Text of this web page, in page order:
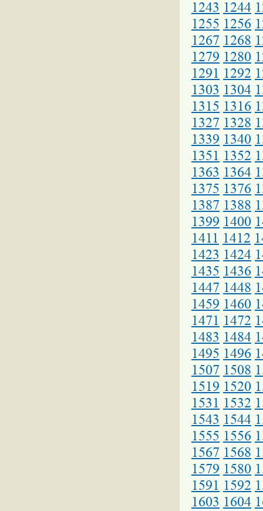
1243 1244
1255 1256
1267 1268
1279 1280
1291 1292
1303 1304
1315 1316
1327 1328
1339 1340
1351 1352
1363 1364
1375 1376
1387 1388
1399 1400
1411 1412
1423 1424
1435 1436
1447 1448
1459 1460
1471 1472
1483 1484
1495 1496
1507 1508
1519 1520
1531 1532
1543 1544
1555 1556
1567 1568
1579 1580
1591 1592
1603 1604